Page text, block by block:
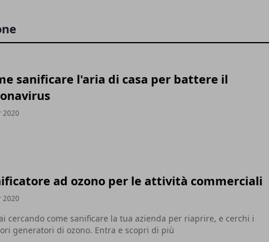
sanificare l'aria di casa per battere il
2020
ad ozono per le attività commerciali
2020
cercando come sanificare la tua azienda per riaprire, e cerchi i
generatori di ozono. Entra e scopri di più